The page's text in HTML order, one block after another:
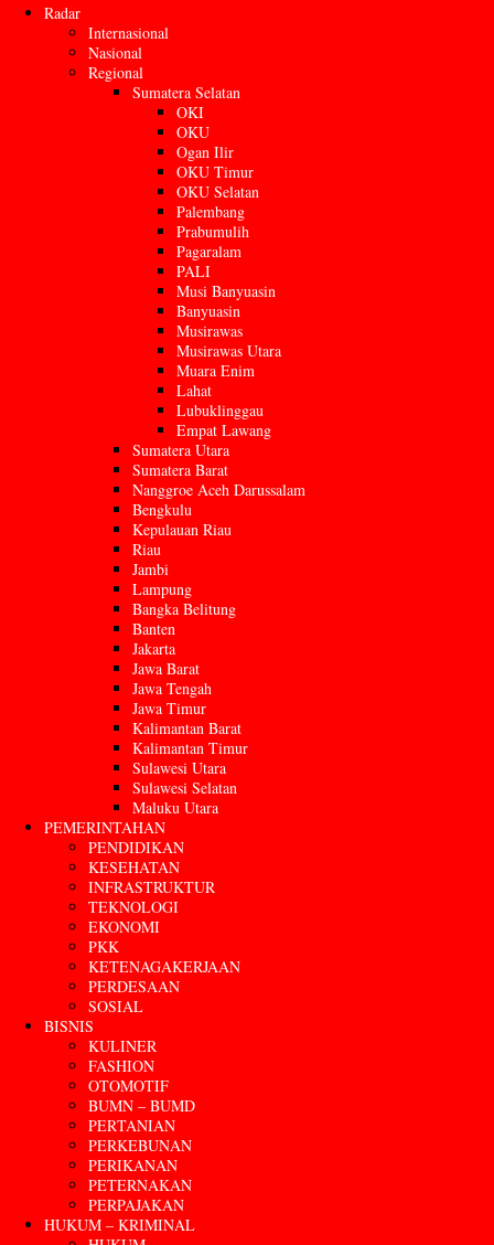
Radar
Internasional
Nasional
Regional
Sumatera Selatan
OKI
OKU
Ogan Ilir
OKU Timur
OKU Selatan
Palembang
Prabumulih
Pagaralam
PALI
Musi Banyuasin
Banyuasin
Musirawas
Musirawas Utara
Muara Enim
Lahat
Lubuklinggau
Empat Lawang
Sumatera Utara
Sumatera Barat
Nanggroe Aceh Darussalam
Bengkulu
Kepulauan Riau
Riau
Jambi
Lampung
Bangka Belitung
Banten
Jakarta
Jawa Barat
Jawa Tengah
Jawa Timur
Kalimantan Barat
Kalimantan Timur
Sulawesi Utara
Sulawesi Selatan
Maluku Utara
PEMERINTAHAN
PENDIDIKAN
KESEHATAN
INFRASTRUKTUR
TEKNOLOGI
EKONOMI
PKK
KETENAGAKERJAAN
PERDESAAN
SOSIAL
BISNIS
KULINER
FASHION
OTOMOTIF
BUMN – BUMD
PERTANIAN
PERKEBUNAN
PERIKANAN
PETERNAKAN
PERPAJAKAN
HUKUM – KRIMINAL